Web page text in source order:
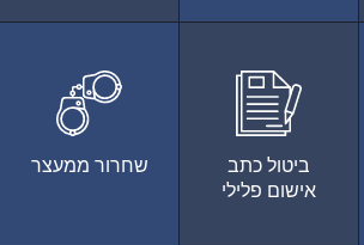
ביטול כתב
אישום פלילי
שחרור ממעצר